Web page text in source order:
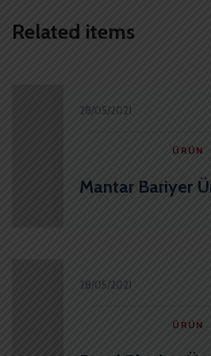
Related items
28/05/2021
ÜRÜN
Mantar Bariyer
28/05/2021
ÜRÜN